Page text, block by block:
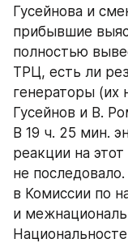
Гусейнова и
прибывшие
полностью
ТРЦ, есть ли
генераторы (их
Гусейнов и В.
В 19 ч. 25 мин.
реакции на
не
в Комиссии по
и